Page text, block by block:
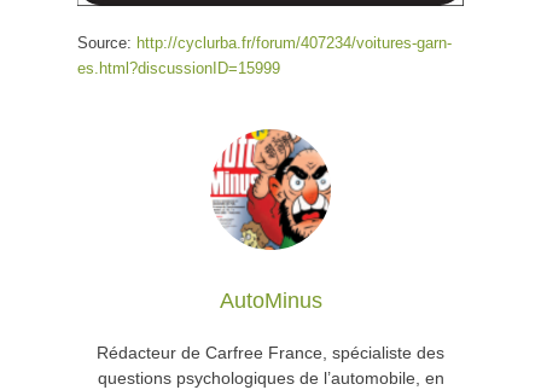
Source: http://cyclurba.fr/forum/407234/voitures-garn-
es.html?discussionID=15999
AutoMinus
Rédacteur de Carfree France, spécialiste des
questions psychologiques de l’automobile, en